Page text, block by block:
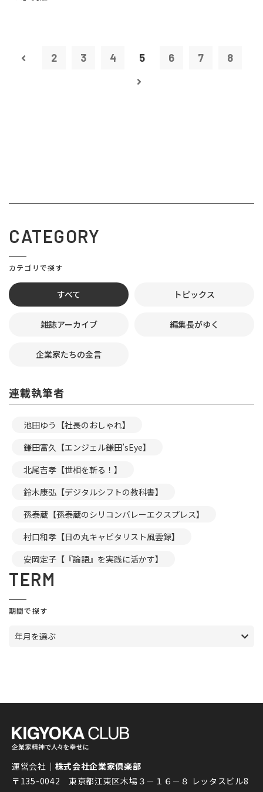
2 3 4 5 6 7 8
CATEGORY
カテゴリで探す
すべて トピックス
雑誌アーカイブ 編集長がゆく
企業家たちの金言
連載執筆者
池田ゆう【社長のおしゃれ】
鎌田富久【エンジェル鎌田’sEye】
北尾吉孝【世相を斬る！】
鈴木康弘【デジタルシフトの教科書】
孫泰蔵【孫泰蔵のシリコンバレーエクスプレス】
村口和孝【日の丸キャピタリスト風雲録】
安岡定子【『論語』を実践に活かす】
TERM
期間で探す
年月を選ぶ
運営会社｜ 株式会社企業家倶楽部
〒135-0042 東京都江東区木場３－１６－８ レッタスビル8